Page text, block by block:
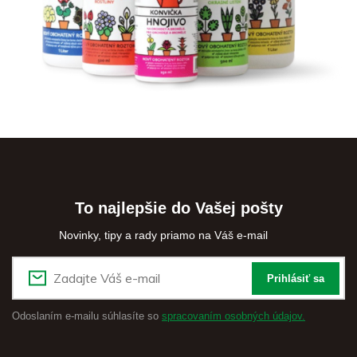
To najlepšie do Vašej pošty
Novinky, tipy a rady priamo na Váš e-mail
Prihlásiť sa
Odoslaním e-mailu súhlasíte so spracovaním osobných údajov.